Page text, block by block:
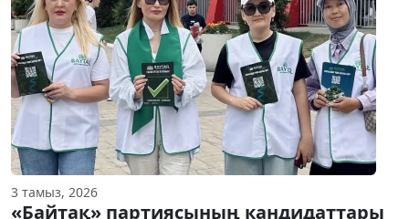
3 тамыз, 2026
«Байтақ» партиясының кандидаттары